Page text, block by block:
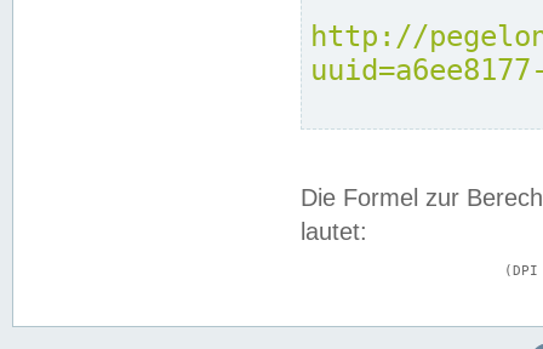
http://
Die Formel zur
lautet: